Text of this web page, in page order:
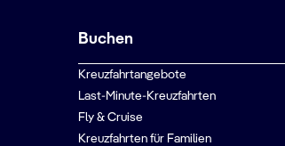
Buchen
Kreuzfahrtangebote
Last-Minute-Kreuzfahrten
Fly & Cruise
Kreuzfahrten für Familien